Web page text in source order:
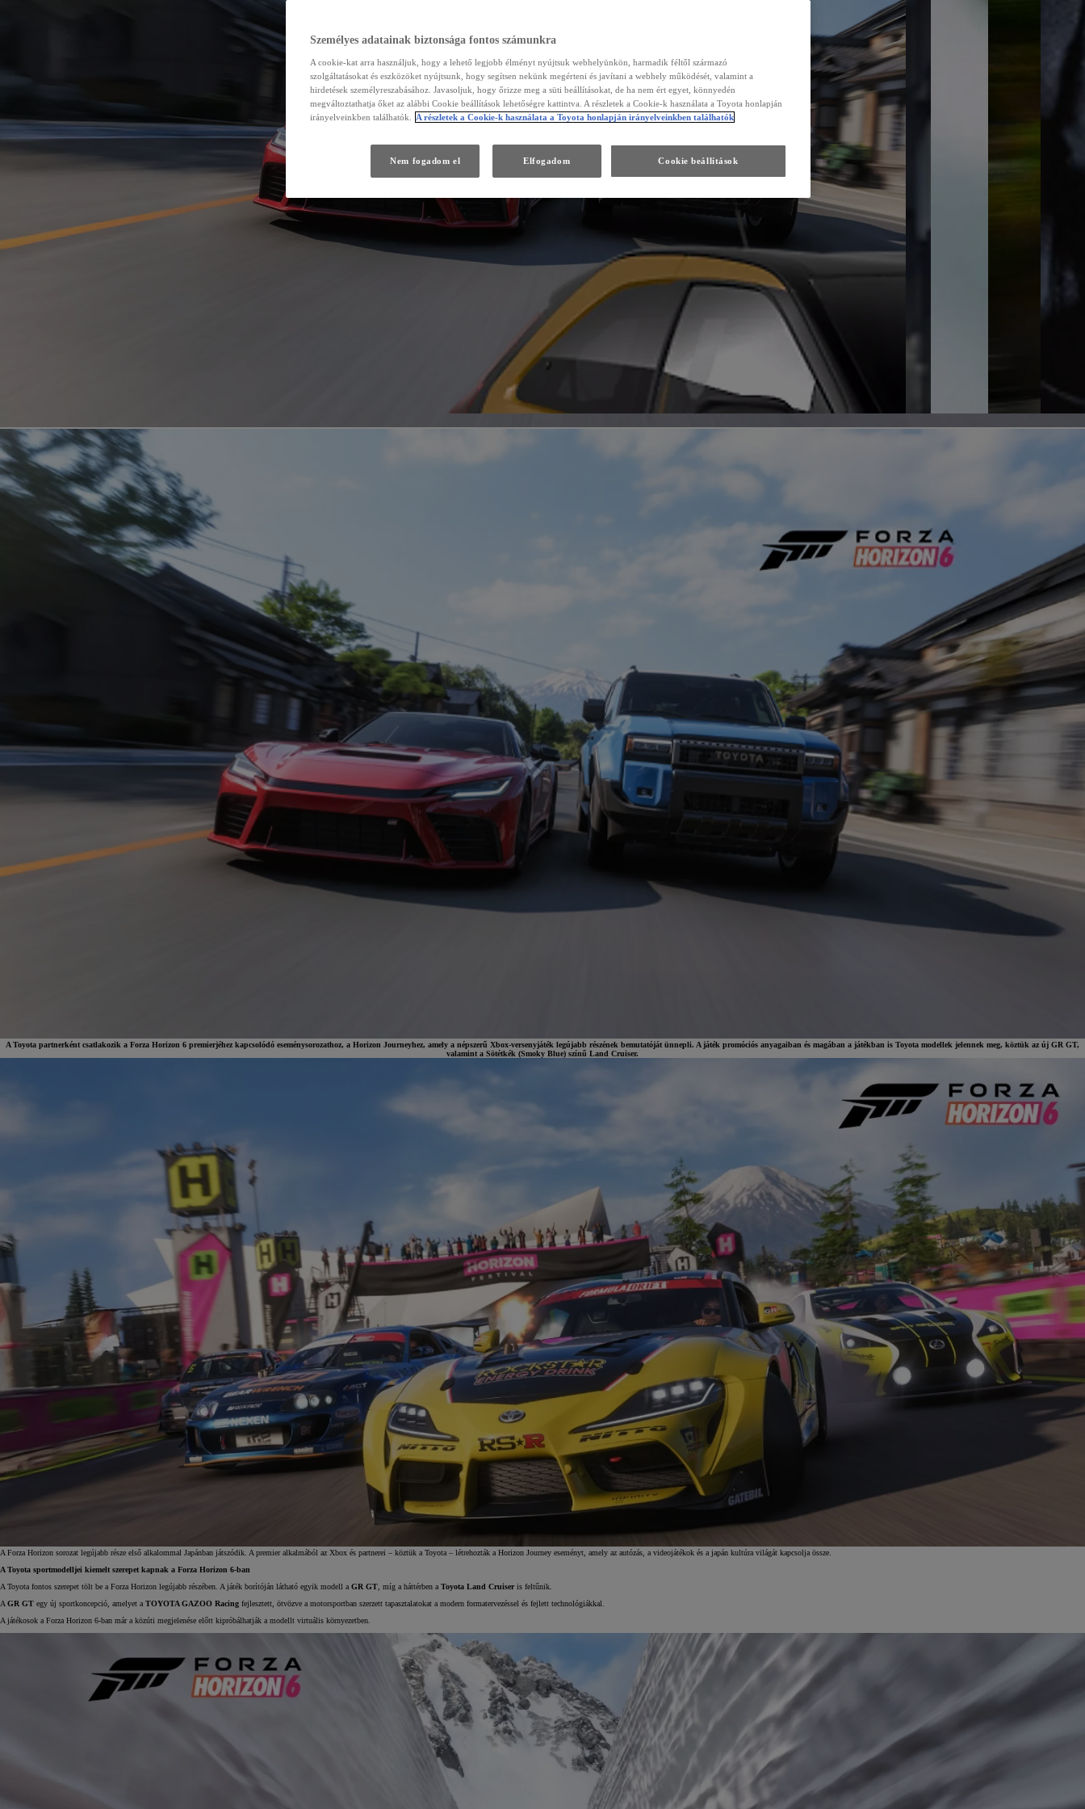
KINTO One
Tartós bérlet teljes körű
Márkakereskedő keresése
Toyota finanszírozás
Kiemelt ajánlataink
A Toyota partnerként csatlakozik a Forza Horizon 6 premierjéhez kapcsolódó eseménysorozathoz, a Horizon Journeyhez, amely a népszerű Xbox-versenyjáték legújabb részének bemutatóját ünnepli. A játék promóciós anyagaiban és magában a játékban is Toyota modellek jelennek meg, köztük az új GR GT,
valamint a Sötétkék (Smoky Blue) színű Land Cruiser.
A Forza Horizon sorozat legújabb része első alkalommal Japánban játszódik. A premier alkalmából az Xbox és partnerei – köztük a Toyota – létrehozták a Horizon Journey eseményt, amely az autózás, a videojátékok és a japán kultúra világát kapcsolja össze.
A Toyota sportmodelljei kiemelt szerepet kapnak a Forza Horizon 6-ban
A Toyota fontos szerepet tölt be a Forza Horizon legújabb részében. A játék borítóján látható egyik modell a GR GT , míg a háttérben a Toyota Land Cruiseris feltűnik.
A GR GT egy új sportkoncepció, amelyet a TOYOTA GAZOO Racing fejlesztett, ötvözve a motorsportban szerzett tapasztalatokat a modern formatervezéssel és fejlett technológiákkal.
A játékosok a Forza Horizon 6-ban már a közúti megjelenése előtt kipróbálhatják a modellt virtuális környezetben.
Személyes adatainak biztonsága fontos számunkra
A cookie-kat arra használjuk, hogy a lehető legjobb élményt nyújtsuk webhelyünkön, harmadik féltől származó
szolgáltatásokat és eszközöket nyújtsunk, hogy segítsen nekünk megérteni és javítani a webhely működését, valamint a
hirdetések személyreszabásához. Javasoljuk, hogy őrizze meg a süti beállításokat, de ha nem ért egyet, könnyedén
megváltoztathatja őket az alábbi Cookie beállítások lehetőségre kattintva. A részletek a Cookie-k használata a Toyota honlapján
irányelveinkben találhatók.
A részletek a Cookie-k használata a Toyota honlapján irányelveinkben találhatók
Cookie beállítások
Nem fogadom el Elfogadom